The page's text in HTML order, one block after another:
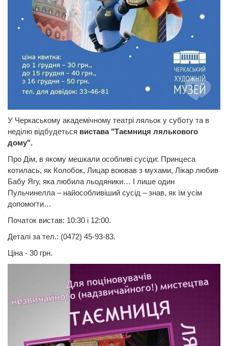
У Черкаському академічному театрі ляльок у суботу та в
неділю відбудеться вистава "Таємниця лялькового
дому".
Про Дім, в якому мешкали особливі сусіди: Принцеса
котилась, як Колобок, Лицар воював з мухами, Лікар любив
Бабу Ягу, яка любила льодяники… І лише один
Пульчинелла – найособливіший сусід – знав, як їм усім
допомогти…
Початок вистав: 10:30 і 12:00.
Деталі за тел.: (0472) 45-93-83.
Ціна - 30 грн.